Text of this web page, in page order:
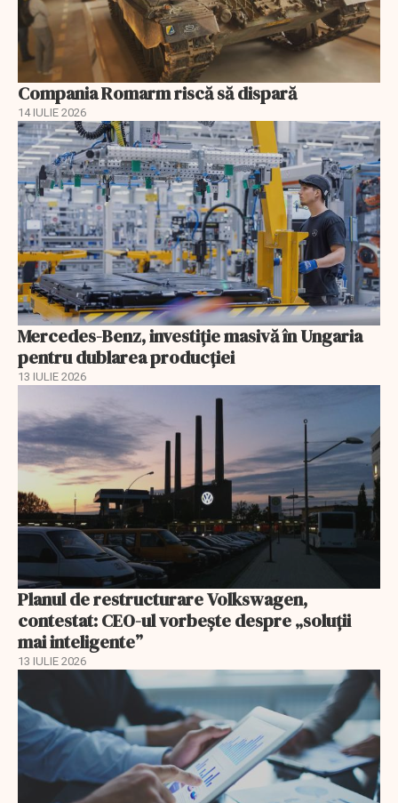
Compania Romarm riscă să dispară
14 IULIE 2026
Mercedes-Benz, investiție masivă în Ungaria
pentru dublarea producției
13 IULIE 2026
Planul de restructurare Volkswagen,
contestat: CEO-ul vorbește despre „soluții
mai inteligente”
13 IULIE 2026